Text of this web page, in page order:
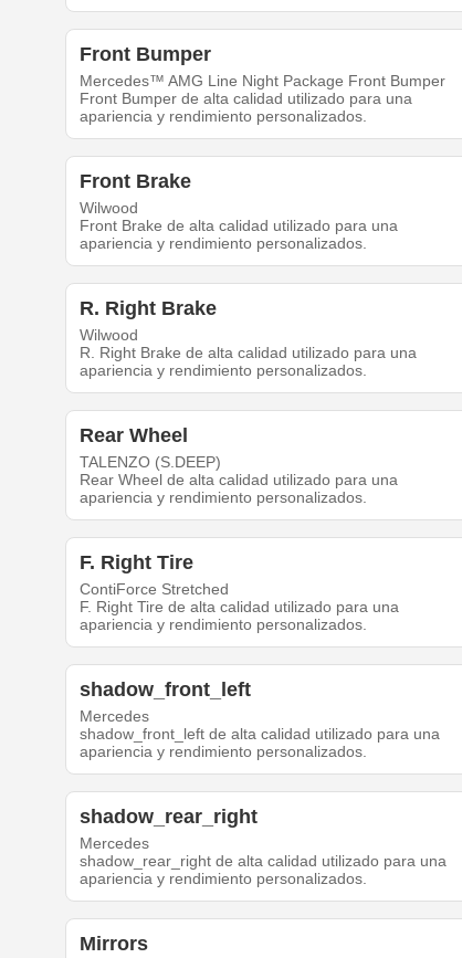
Front Bumper
Mercedes™ AMG Line Night Package Front Bumper
Front Bumper de alta calidad utilizado para una
apariencia y rendimiento personalizados.
Front Brake
Wilwood
Front Brake de alta calidad utilizado para una
apariencia y rendimiento personalizados.
R. Right Brake
Wilwood
R. Right Brake de alta calidad utilizado para una
apariencia y rendimiento personalizados.
Rear Wheel
TALENZO (S.DEEP)
Rear Wheel de alta calidad utilizado para una
apariencia y rendimiento personalizados.
F. Right Tire
ContiForce Stretched
F. Right Tire de alta calidad utilizado para una
apariencia y rendimiento personalizados.
shadow_front_left
Mercedes
shadow_front_left de alta calidad utilizado para una
apariencia y rendimiento personalizados.
shadow_rear_right
Mercedes
shadow_rear_right de alta calidad utilizado para una
apariencia y rendimiento personalizados.
Mirrors